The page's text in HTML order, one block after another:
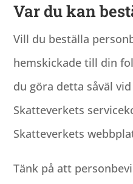
Var du kan
Vill du beställa
hemskickade till din
du göra detta såväl
Skatteverkets
Skatteverkets
Tänk på att